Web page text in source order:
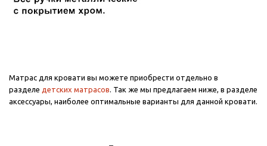
Матрас для кровати вы можете приобрести отдельно в
разделе детских матрасов. Так же мы предлагаем ниже, в разделе
аксессуары, наиболее оптимальные варианты для данной кровати.